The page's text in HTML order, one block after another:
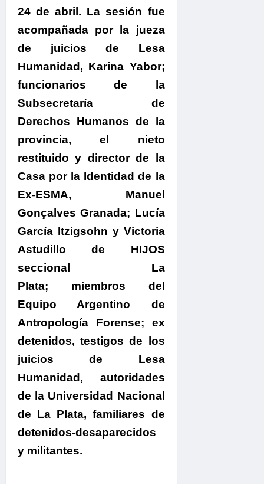
24 de abril. La sesión fue
acompañada por la jueza
de juicios de Lesa
Humanidad, Karina Yabor;
funcionarios de la
Subsecretaría de
Derechos Humanos de la
provincia, el nieto
restituido y director de la
Casa por la Identidad de la
Ex-ESMA, Manuel
Gonçalves Granada; Lucía
García Itzigsohn y Victoria
Astudillo de HIJOS
seccional La
Plata; miembros del
Equipo Argentino de
Antropología Forense; ex
detenidos, testigos de los
juicios de Lesa
Humanidad, autoridades
de la Universidad Nacional
de La Plata, familiares de
detenidos-desaparecidos
y militantes.